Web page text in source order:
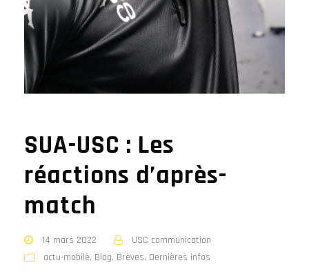
SUA-USC : Les
réactions d’après-
match
14 mars 2022
USC communication
actu-mobile, Blog, Brèves, Dernières infos